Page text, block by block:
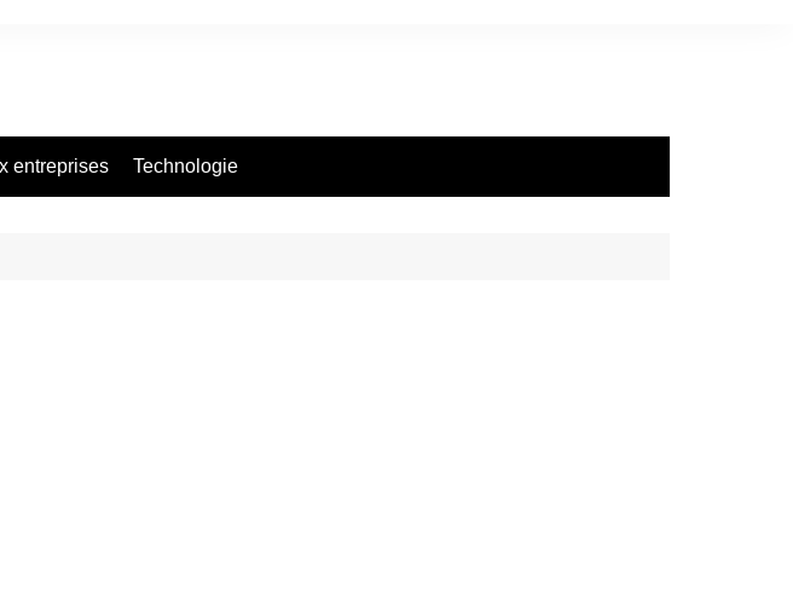
entreprises Technologie